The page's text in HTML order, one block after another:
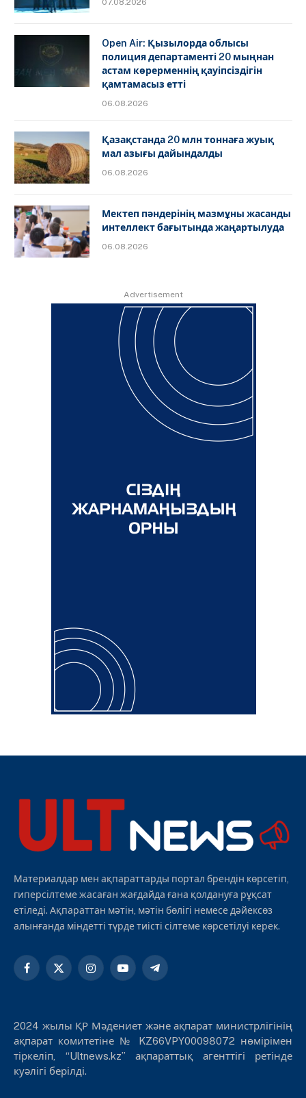
07.08.2026
Open Air: Қызылорда облысы
полиция департаменті 20 мыңнан
астам көрерменнің қауіпсіздігін
қамтамасыз етті
06.08.2026
Қазақстанда 20 млн тоннаға жуық
мал азығы дайындалды
06.08.2026
Мектеп пәндерінің мазмұны жасанды
интеллект бағытында жаңартылуда
06.08.2026
Advertisement
Материалдар мен ақпараттарды портал брендін көрсетіп,
гиперсілтеме жасаған жағдайда ғана қолдануға рұқсат
етіледі. Ақпараттан мәтін, мәтін бөлігі немесе дәйексөз
алынғанда міндетті түрде тиісті сілтеме көрсетілуі керек.
Facebook
X
InstagramYouTubeTelegram
2024 жылы ҚР Мәдениет және ақпарат министрлігінің
ақпарат комитетіне № KZ66VPY00098072 нөмірімен
тіркеліп, “Ultnews.kz” ақпараттық агенттігі ретінде
куәлігі берілді.